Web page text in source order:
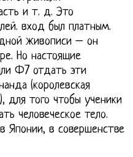
и т. д. Это
вход был платным.
живописи – он
Но настоящие
Ф7 отдать эти
(королевская
для того чтобы ученики
человеческое тело.
Японии, в совершенстве